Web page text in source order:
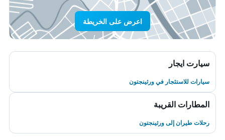
اعرض على الخريطة
سيارت ايجار
سيارات للاستئجار في ورثينجتون
المطارات القريبة
رحلات طيران إلى ورثينجتون